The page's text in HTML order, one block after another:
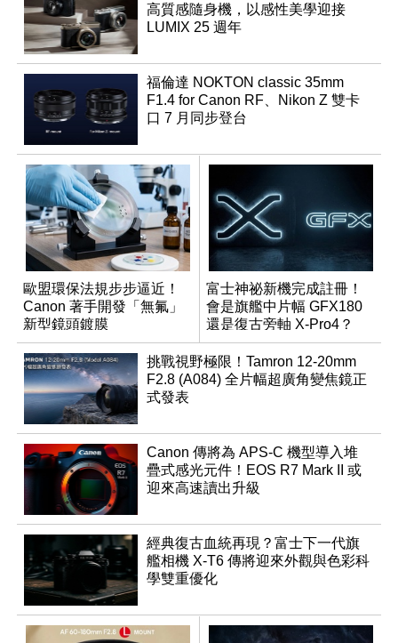
高質感隨身機，以感性美學迎接
LUMIX 25 週年
福倫達 NOKTON classic 35mm
F1.4 for Canon RF、Nikon Z 雙卡
口 7 月同步登台
歐盟環保法規步步逼近！
Canon 著手開發「無氟」
新型鏡頭鍍膜
富士神祕新機完成註冊！
會是旗艦中片幅 GFX180
還是復古旁軸 X-Pro4？
挑戰視野極限！Tamron 12-20mm
F2.8 (A084) 全片幅超廣角變焦鏡正
式發表
Canon 傳將為 APS-C 機型導入堆
疊式感光元件！EOS R7 Mark II 或
迎來高速讀出升級
經典復古血統再現？富士下一代旗
艦相機 X-T6 傳將迎來外觀與色彩科
學雙重優化